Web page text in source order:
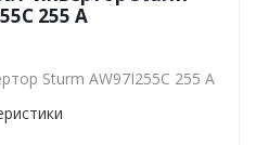
255 А
Sturm AW97I255C 255 А